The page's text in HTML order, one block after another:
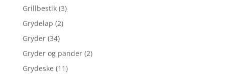
Grillbestik (3)
Grydelap (2)
Gryder (34)
Gryder og pander (2)
Grydeske (11)